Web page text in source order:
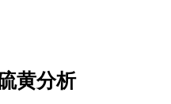
黄分析